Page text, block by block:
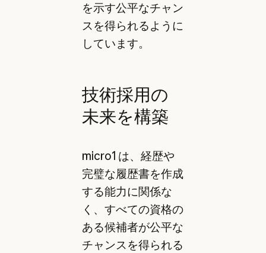
を示す公平なチャン
スを得られるように
しています。
技術採用の
未来を構築
micro1 は、経歴や
完璧な履歴書を作成
する能力に関係な
く、すべての資格の
ある候補者が公平な
チャンスを得られる